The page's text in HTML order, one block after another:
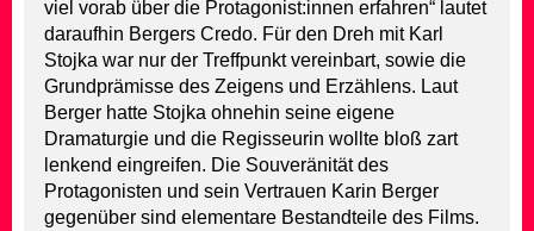
viel vorab über die Protagonist:innen erfahren“ lautet
daraufhin Bergers Credo. Für den Dreh mit Karl
Stojka war nur der Treffpunkt vereinbart, sowie die
Grundprämisse des Zeigens und Erzählens. Laut
Berger hatte Stojka ohnehin seine eigene
Dramaturgie und die Regisseurin wollte bloß zart
lenkend eingreifen. Die Souveränität des
Protagonisten und sein Vertrauen Karin Berger
gegenüber sind elementare Bestandteile des Films.